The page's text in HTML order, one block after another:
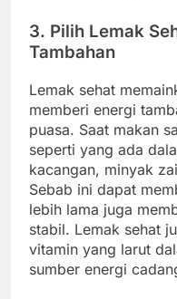
3. Pilih Lemak
Tambahan
Lemak sehat
memberi energi
puasa. Saat makan
seperti yang ada
kacangan, minyak
Sebab ini dapat
lebih lama juga
stabil. Lemak sehat
vitamin yang larut
sumber energi